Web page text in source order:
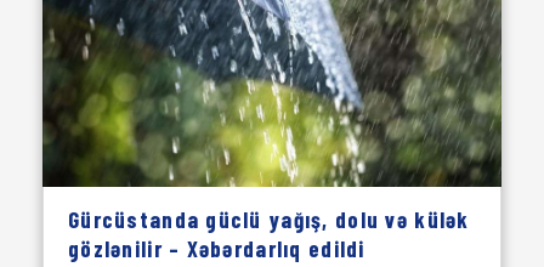
Gürcüstanda güclü yağış, dolu və külək
gözlənilir – Xəbərdarlıq edildi